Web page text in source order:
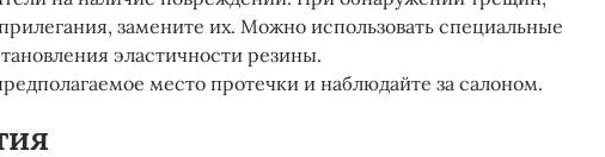
замените их. Можно использовать специальные
эластичности резины.
место протечки и наблюдайте за салоном.